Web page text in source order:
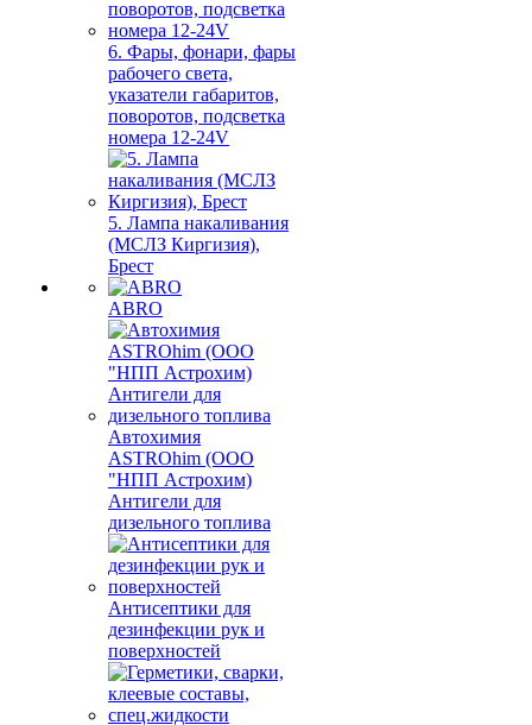
6. Фары, фонари, фары
рабочего света,
указатели габаритов,
поворотов, подсветка
номера 12-24V
5. Лампа накаливания
(МСЛЗ Киргизия),
Брест
ABRO
Автохимия
ASTROhim (ООО
"НПП Астрохим)
Антигели для
дизельного топлива
Антисептики для
дезинфекции рук и
поверхностей